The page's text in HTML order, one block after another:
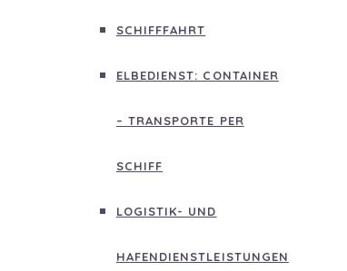
SCHIFFFAHRT
ELBEDIENST: CONTAINER
– TRANSPORTE PER
SCHIFF
LOGISTIK- UND
HAFENDIENSTLEISTUNGEN